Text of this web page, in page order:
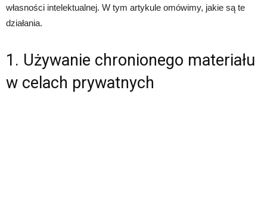
własności intelektualnej. W tym artykule omówimy, jakie są te
działania.
1. Używanie chronionego materiału
w celach prywatnych